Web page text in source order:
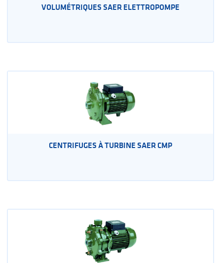
VOLUMÉTRIQUES SAER ELETTROPOMPE
CENTRIFUGES À TURBINE SAER CMP